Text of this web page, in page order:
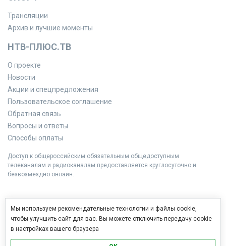
Трансляции
Архив и лучшие моменты
НТВ-ПЛЮС.ТВ
О проекте
Новости
Акции и спецпредложения
Пользовательское соглашение
Обратная связь
Вопросы и ответы
Способы оплаты
Доступ к общероссийским обязательным общедоступным
телеканалам и радиоканалам предоставляется круглосуточно и
безвозмездно онлайн.
Мы используем рекомендательные технологии и файлы cookie,
чтобы улучшить сайт для вас. Вы можете отключить передачу cookie
в настройках вашего браузера